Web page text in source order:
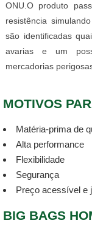
ONU.O produto
resistência
são identificadas
avarias e um
mercadorias
MOTIVOS
Matéria-prima de
Alta performance
Flexibilidade
Segurança
Preço acessível e
BIG BAGS